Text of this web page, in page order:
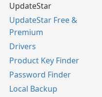
UpdateStar
UpdateStar Free &
Premium
Drivers
Product Key Finder
Password Finder
Local Backup